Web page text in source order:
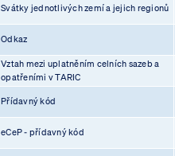
Svátky jednotlivých zemí a jejich regionů
Odkaz
Vztah mezi uplatněním celních sazeb a
opatřeními v TARIC
Přídavný kód
eCeP - přídavný kód